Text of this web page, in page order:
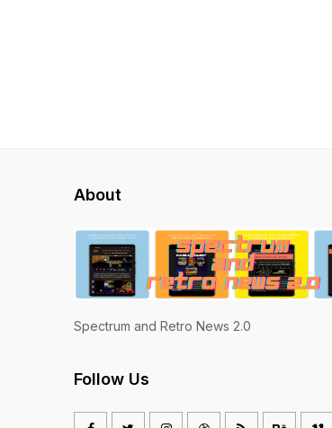
About
Spectrum and Retro News 2.0
Follow Us